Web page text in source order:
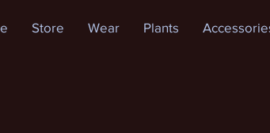
Store Wear Plants